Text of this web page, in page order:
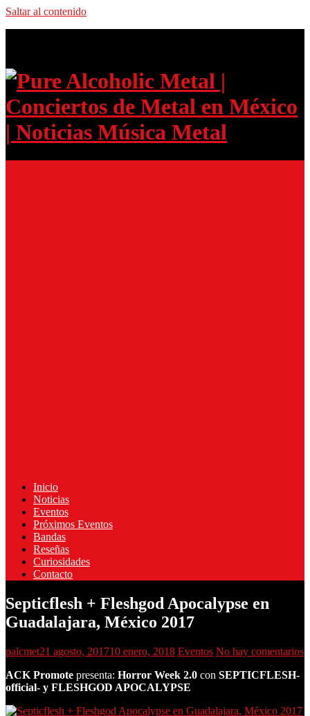
Saltar al contenido
Inicio
Noticias
Eventos
Próximos Eventos
Bandas
Reseñas
Curiosidades
Contacto
Septicflesh + Fleshgod Apocalypse en
Guadalajara, México 2017
palcmet21 agosto, 201710 enero, 2018 Eventos No hay comentarios
ACK Promote presenta: Horror Week 2.0 con SEPTICFLESH-
official- y FLESHGOD APOCALYPSE